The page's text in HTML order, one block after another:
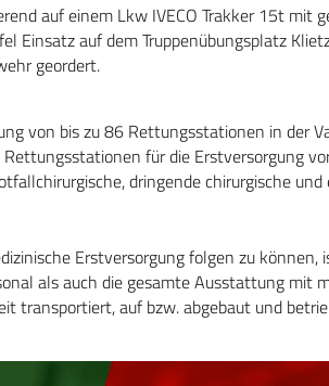
auf einem Lkw IVECO Trakker 15t mit
Einsatz auf dem Truppenübungsplatz
geordert.
von bis zu 86 Rettungsstationen in der
für die Erstversorgung
dringende chirurgische und
Erstversorgung folgen zu können,
als auch die gesamte Ausstattung mit
transportiert, auf bzw. abgebaut und